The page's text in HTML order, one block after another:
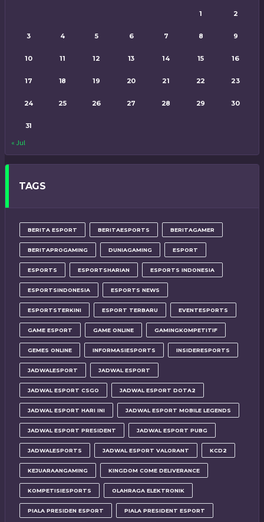
1 2
3 4 5 6 7 8 9
10 11 12 13 14 15 16
17 18 19 20 21 22 23
24 25 26 27 28 29 30
31
« Jul
TAGS
BERITA ESPORT BERITAESPORTS BERITAGAMER
BERITAPROGAMING DUNIAGAMING ESPORT
ESPORTS ESPORTSHARIAN ESPORTS INDONESIA
ESPORTSINDONESIA ESPORTS NEWS
ESPORTSTERKINI ESPORT TERBARU EVENTESPORTS
GAME ESPORT GAME ONLINE GAMINGKOMPETITIF
GEMES ONLINE INFORMASIESPORTS INSIDERESPORTS
JADWALESPORT JADWAL ESPORT
JADWAL ESPORT CSGO JADWAL ESPORT DOTA2
JADWAL ESPORT HARI INI JADWAL ESPORT MOBILE LEGENDS
JADWAL ESPORT PRESIDENT JADWAL ESPORT PUBG
JADWALESPORTS JADWAL ESPORT VALORANT KCD2
KEJUARAANGAMING KINGDOM COME DELIVERANCE
KOMPETISIESPORTS OLAHRAGA ELEKTRONIK
PIALA PRESIDEN ESPORT PIALA PRESIDENT ESPORT